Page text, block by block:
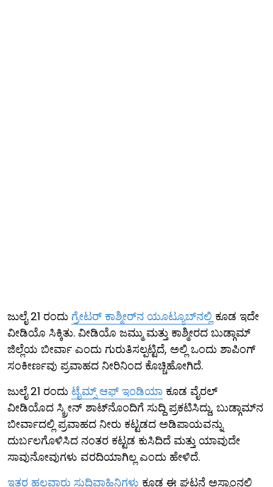
ಜುಲೈ 21 ರಂದು ಗ್ರೇಟರ್ ಕಾಶ್ಮೀರ್‌ನ ಯೂಟ್ಯೂಬ್​ನಲ್ಲಿ ಕೂಡ ಇದೇ
ವೀಡಿಯೊ ಸಿಕ್ಕಿತು. ವೀಡಿಯೊ ಜಮ್ಮು ಮತ್ತು ಕಾಶ್ಮೀರದ ಬುಡ್ಗಾಮ್
ಜಿಲ್ಲೆಯ ಬೀರ್ವಾ ಎಂದು ಗುರುತಿಸಲ್ಪಟ್ಟಿದೆ, ಅಲ್ಲಿ ಒಂದು ಶಾಪಿಂಗ್
ಸಂಕೀರ್ಣವು ಪ್ರವಾಹದ ನೀರಿನಿಂದ ಕೊಚ್ಚಿಹೋಗಿದೆ.
ಜುಲೈ 21 ರಂದು ಟೈಮ್ಸ್ ಆಫ್ ಇಂಡಿಯಾ ಕೂಡ ವೈರಲ್
ವೀಡಿಯೊದ ಸ್ಕ್ರೀನ್ ಶಾಟ್​ನೊಂದಿಗೆ ಸುದ್ದಿ ಪ್ರಕಟಿಸಿದ್ದು, ಬುಡ್ಗಾಮ್‌ನ
ಬೀರ್ವಾದಲ್ಲಿ ಪ್ರವಾಹದ ನೀರು ಕಟ್ಟಡದ ಅಡಿಪಾಯವನ್ನು
ದುರ್ಬಲಗೊಳಿಸಿದ ನಂತರ ಕಟ್ಟಡ ಕುಸಿದಿದೆ ಮತ್ತು ಯಾವುದೇ
ಸಾವುನೋವುಗಳು ವರದಿಯಾಗಿಲ್ಲ ಎಂದು ಹೇಳಿದೆ.
ಇತರ ಹಲವಾರು ಸುದ್ದಿವಾಹಿನಿಗಳು ಕೂಡ ಈ ಘಟನೆ ಅಸ್ಸಾಂನಲ್ಲಿ